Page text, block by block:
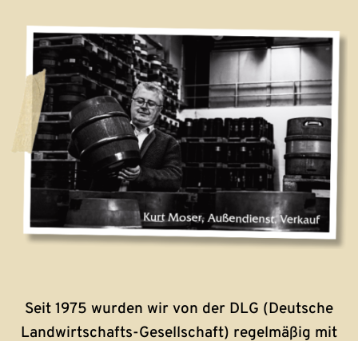
Seit 1975 wurden wir von der DLG (Deutsche
Landwirtschafts-Gesellschaft) regelmäßig mit